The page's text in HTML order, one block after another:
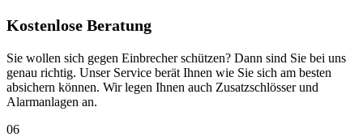
Kostenlose Beratung
Sie wollen sich gegen Einbrecher schützen? Dann sind Sie bei uns
genau richtig. Unser Service berät Ihnen wie Sie sich am besten
absichern können. Wir legen Ihnen auch Zusatzschlösser und
Alarmanlagen an.
06